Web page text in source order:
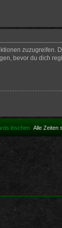
zuzugreifen.
bevor du dich
Alle Zeiten
löschen